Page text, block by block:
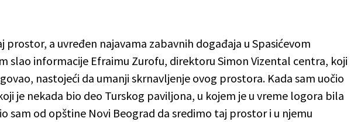
prostor, a uvređen najavama zabavnih događaja u Spasićevom
slao informacije Efraimu Zurofu, direktoru Simon Vizental centra, koji
nastojeći da umanji skrnavljenje ovog prostora. Kada sam uočio
je nekada bio deo Turskog paviljona, u kojem je u vreme logora bila
sam od opštine Novi Beograd da sredimo taj prostor i u njemu